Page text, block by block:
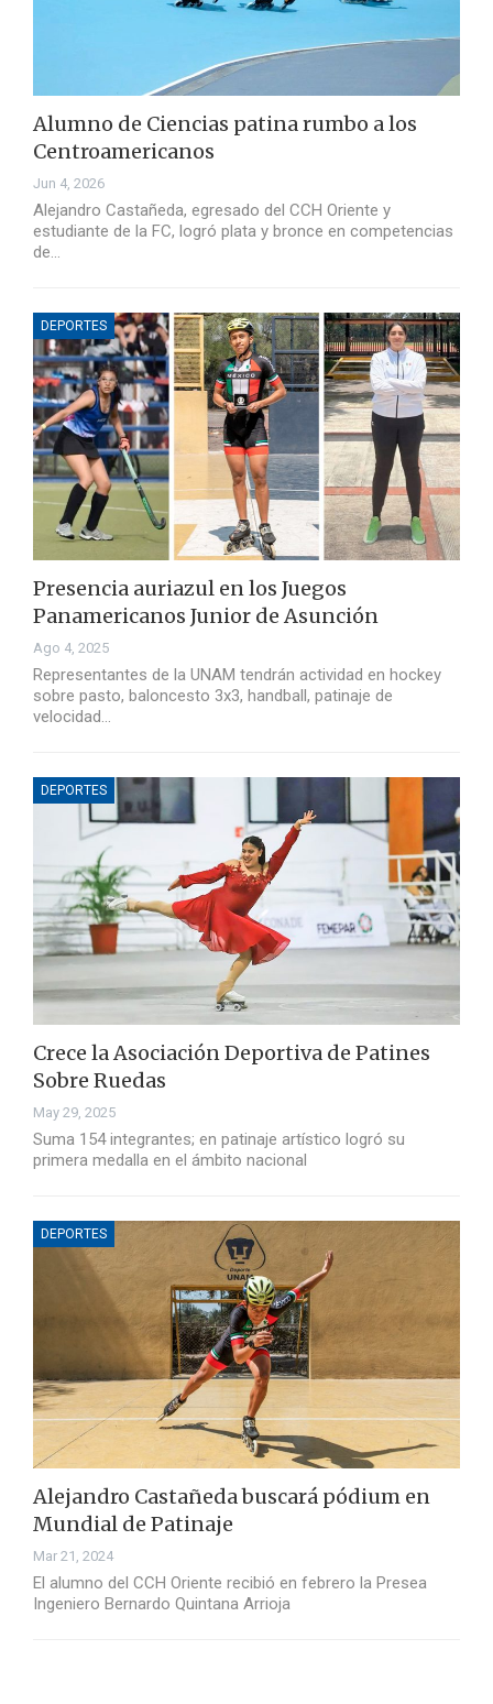
Alumno de Ciencias patina rumbo a los
Centroamericanos
Jun 4, 2026
Alejandro Castañeda, egresado del CCH Oriente y
estudiante de la FC, logró plata y bronce en competencias
de…
DEPORTES
Presencia auriazul en los Juegos
Panamericanos Junior de Asunción
Ago 4, 2025
Representantes de la UNAM tendrán actividad en hockey
sobre pasto, baloncesto 3x3, handball, patinaje de
velocidad…
DEPORTES
Crece la Asociación Deportiva de Patines
Sobre Ruedas
May 29, 2025
Suma 154 integrantes; en patinaje artístico logró su
primera medalla en el ámbito nacional
DEPORTES
Alejandro Castañeda buscará pódium en
Mundial de Patinaje
Mar 21, 2024
El alumno del CCH Oriente recibió en febrero la Presea
Ingeniero Bernardo Quintana Arrioja